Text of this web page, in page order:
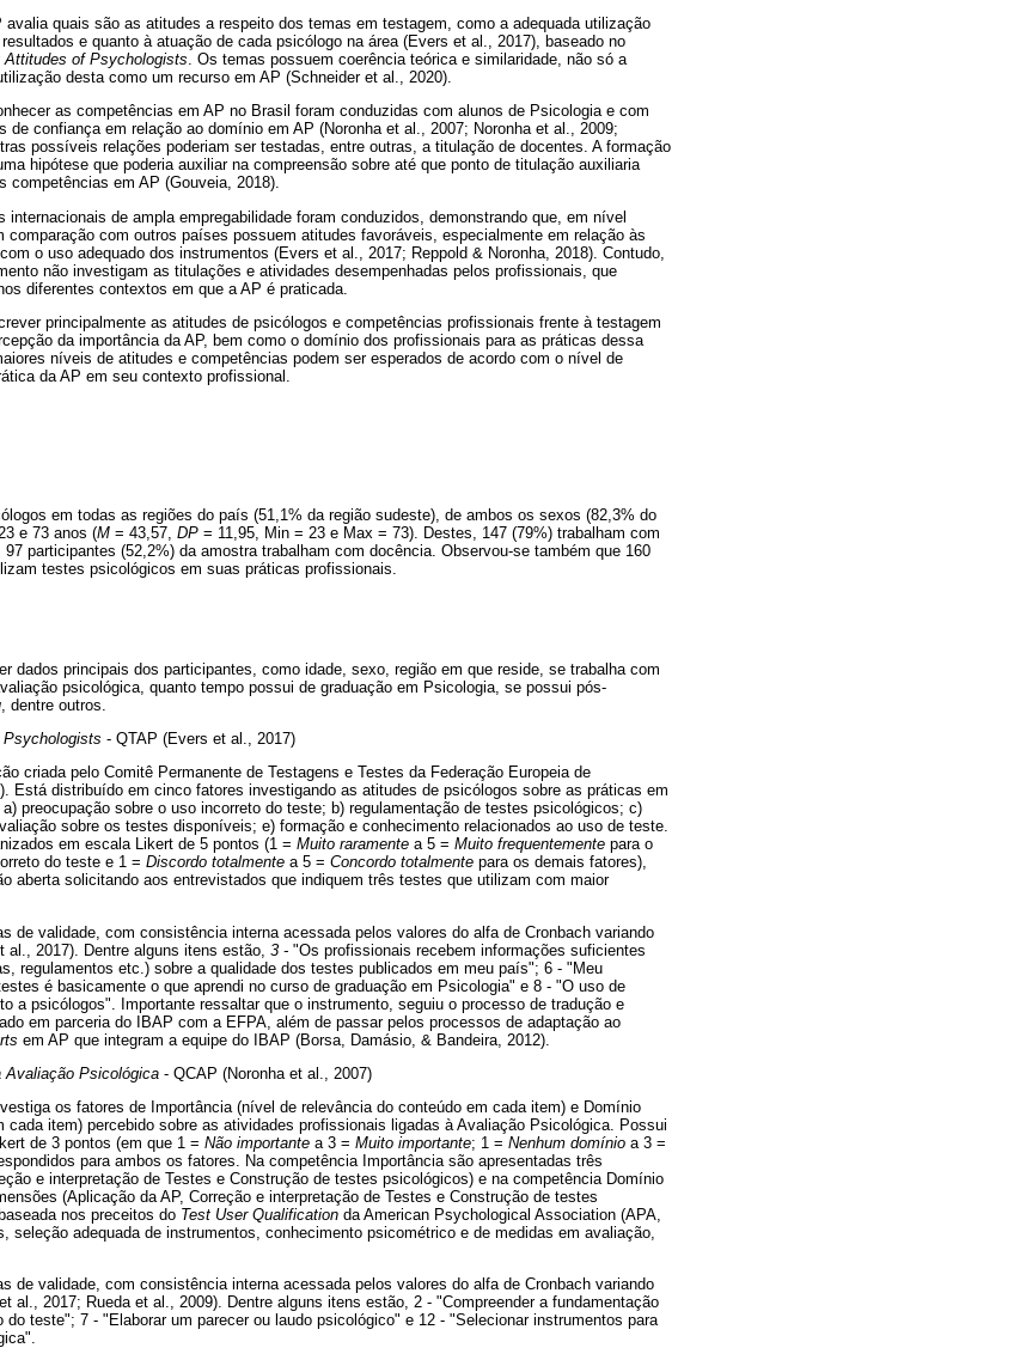
quais são as atitudes a respeito dos temas em testagem, como a adequada utilização
e quanto à atuação de cada psicólogo na área (Evers et al., 2017), baseado no
Attitudes of Psychologists. Os temas possuem coerência teórica e similaridade, não só a
desta como um recurso em AP (Schneider et al., 2020).
as competências em AP no Brasil foram conduzidas com alunos de Psicologia e com
confiança em relação ao domínio em AP (Noronha et al., 2007; Noronha et al., 2009;
possíveis relações poderiam ser testadas, entre outras, a titulação de docentes. A formação
hipótese que poderia auxiliar na compreensão sobre até que ponto de titulação auxiliaria
competências em AP (Gouveia, 2018).
de ampla empregabilidade foram conduzidos, demonstrando que, em nível
comparação com outros países possuem atitudes favoráveis, especialmente em relação às
o uso adequado dos instrumentos (Evers et al., 2017; Reppold & Noronha, 2018). Contudo,
não investigam as titulações e atividades desempenhadas pelos profissionais, que
diferentes contextos em que a AP é praticada.
principalmente as atitudes de psicólogos e competências profissionais frente à testagem
da importância da AP, bem como o domínio dos profissionais para as práticas dessa
níveis de atitudes e competências podem ser esperados de acordo com o nível de
da AP em seu contexto profissional.
em todas as regiões do país (51,1% da região sudeste), de ambos os sexos (82,3% do
e 73 anos (M = 43,57, DP = 11,95, Min = 23 e Max = 73). Destes, 147 (79%) trabalham com
participantes (52,2%) da amostra trabalham com docência. Observou-se também que 160
testes psicológicos em suas práticas profissionais.
dados principais dos participantes, como idade, sexo, região em que reside, se trabalha com
psicológica, quanto tempo possui de graduação em Psicologia, se possui pós-
, dentre outros.
- QTAP (Evers et al., 2017)
criada pelo Comitê Permanente de Testagens e Testes da Federação Europeia de
Está distribuído em cinco fatores investigando as atitudes de psicólogos sobre as práticas em
preocupação sobre o uso incorreto do teste; b) regulamentação de testes psicológicos; c)
sobre os testes disponíveis; e) formação e conhecimento relacionados ao uso de teste.
em escala Likert de 5 pontos (1 = Muito raramente a 5 = Muito frequentemente para o
do teste e 1 = Discordo totalmente a 5 = Concordo totalmente para os demais fatores),
aberta solicitando aos entrevistados que indiquem três testes que utilizam com maior
de validade, com consistência interna acessada pelos valores do alfa de Cronbach variando
al., 2017). Dentre alguns itens estão, 3 - "Os profissionais recebem informações suficientes
regulamentos etc.) sobre a qualidade dos testes publicados em meu país"; 6 - "Meu
é basicamente o que aprendi no curso de graduação em Psicologia" e 8 - "O uso de
a psicólogos". Importante ressaltar que o instrumento, seguiu o processo de tradução e
em parceria do IBAP com a EFPA, além de passar pelos processos de adaptação ao
em AP que integram a equipe do IBAP (Borsa, Damásio, & Bandeira, 2012).
Avaliação Psicológica - QCAP (Noronha et al., 2007)
os fatores de Importância (nível de relevância do conteúdo em cada item) e Domínio
cada item) percebido sobre as atividades profissionais ligadas à Avaliação Psicológica. Possui
de 3 pontos (em que 1 = Não importante a 3 = Muito importante; 1 = Nenhum domínio a 3 =
para ambos os fatores. Na competência Importância são apresentadas três
e interpretação de Testes e Construção de testes psicológicos) e na competência Domínio
(Aplicação da AP, Correção e interpretação de Testes e Construção de testes
nos preceitos do Test User Qualification da American Psychological Association (APA,
seleção adequada de instrumentos, conhecimento psicométrico e de medidas em avaliação,
de validade, com consistência interna acessada pelos valores do alfa de Cronbach variando
al., 2017; Rueda et al., 2009). Dentre alguns itens estão, 2 - "Compreender a fundamentação
teste"; 7 - "Elaborar um parecer ou laudo psicológico" e 12 - "Selecionar instrumentos para